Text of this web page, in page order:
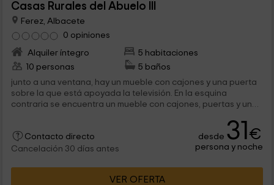
Casas Rurales del Abuelo III
Ferez, Albacete
0 opiniones
Alquiler íntegro
5 habitaciones
10 personas
5 baños
junto a una ventana, hay un mueble con cajones y una puerta
sobre la que está apoyada la televisión. En la esquina
contraria se encuentra un mueble con cajones, puertas y una
Contacto directo
Cancelación 30 días antes
desde 31€
persona y noche
VER OFERTA